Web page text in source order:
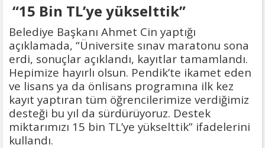
“15 Bin TL’ye yükselttik”
Belediye Başkanı Ahmet Cin yaptığı
açıklamada, “Üniversite sınav maratonu sona
erdi, sonuçlar açıklandı, kayıtlar tamamlandı.
Hepimize hayırlı olsun. Pendik’te ikamet eden
ve lisans ya da önlisans programına ilk kez
kayıt yaptıran tüm öğrencilerimize verdiğimiz
desteği bu yıl da sürdürüyoruz. Destek
miktarımızı 15 bin TL’ye yükselttik” ifadelerini
kullandı.